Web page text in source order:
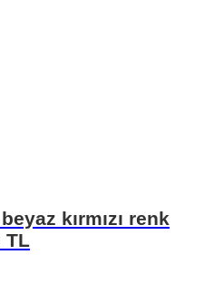
kırmızı renk
TL